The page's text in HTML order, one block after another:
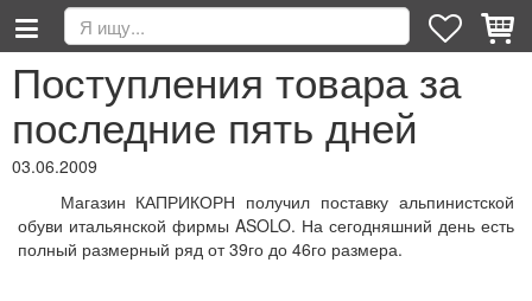
Поступления товара за
последние пять дней
03.06.2009
Магазин КАПРИКОРН получил поставку альпинистской
обуви итальянской фирмы ASOLO. На сегодняшний день есть
полный размерный ряд от 39го до 46го размера.